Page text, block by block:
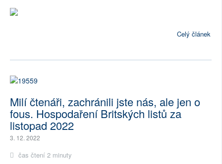
Celý článek
Milí čtenáři, zachránili jste nás, ale jen o
fous. Hospodaření Britských listů za
listopad 2022
3. 12. 2022
čas čtení 2 minuty